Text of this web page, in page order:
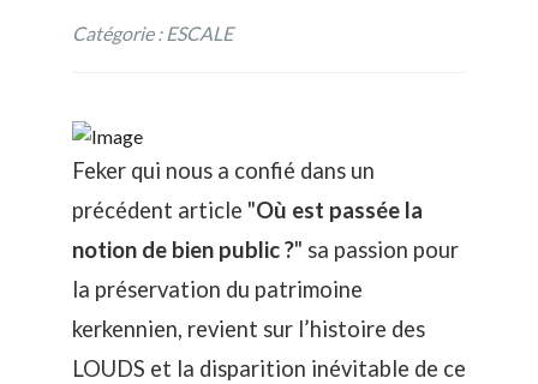
Catégorie : ESCALE
Feker qui nous a confié dans un
précédent article "Où est passée la
notion de bien public ?" sa passion pour
la préservation du patrimoine
kerkennien, revient sur l’histoire des
LOUDS et la disparition inévitable de ce